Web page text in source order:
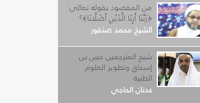
من المقصود بقوله تعالى:
﴿رَبَّنَا أَرِنَا الَّذَيْنِ أَضَلَّانَا﴾؟
الشيخ محمد صنقور
شيخ المترجمين حنين بن
إسحاق وتطوير العلوم
الطبية
عدنان الحاجي